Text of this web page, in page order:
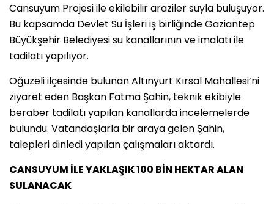
Cansuyum Projesi ile ekilebilir araziler suyla buluşuyor.
Bu kapsamda Devlet Su İşleri iş birliğinde Gaziantep
Büyükşehir Belediyesi su kanallarının ve imalatı ile
tadilatı yapılıyor.
Oğuzeli ilçesinde bulunan Altınyurt Kırsal Mahallesi’ni
ziyaret eden Başkan Fatma Şahin, teknik ekibiyle
beraber tadilatı yapılan kanallarda incelemelerde
bulundu. Vatandaşlarla bir araya gelen Şahin,
talepleri dinledi yapılan çalışmaları aktardı.
CANSUYUM İLE YAKLAŞIK 100 BİN HEKTAR ALAN
SULANACAK